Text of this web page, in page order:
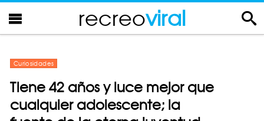
recreoviral
Curiosidades
Tiene 42 años y luce mejor que
cualquier adolescente; la